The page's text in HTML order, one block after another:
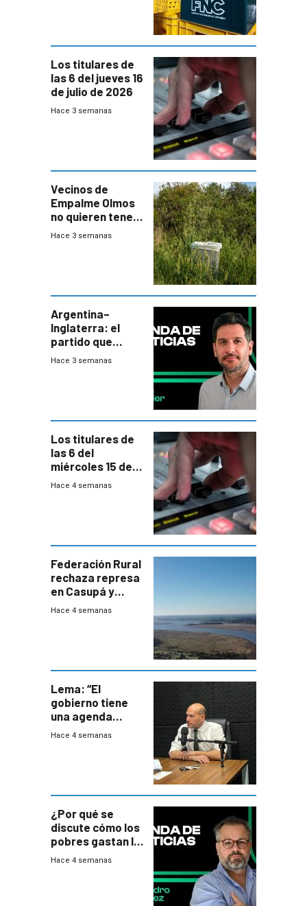
Los titulares de
las 6 del jueves 16
de julio de 2026
Hace 3 semanas
Vecinos de
Empalme Olmos
no quieren tener
cerca una planta
departamental
Hace 3 semanas
Argentina–
Inglaterra: el
partido que
nunca termina
Hace 3 semanas
Los titulares de
las 6 del
miércoles 15 de
julio de 2026
Hace 4 semanas
Federación Rural
rechaza represa
en Casupá y
firma demanda
Hace 4 semanas
Lema: “El
gobierno tiene
una agenda
destructiva”
Hace 4 semanas
¿Por qué se
discute cómo los
pobres gastan la
plata?
Hace 4 semanas